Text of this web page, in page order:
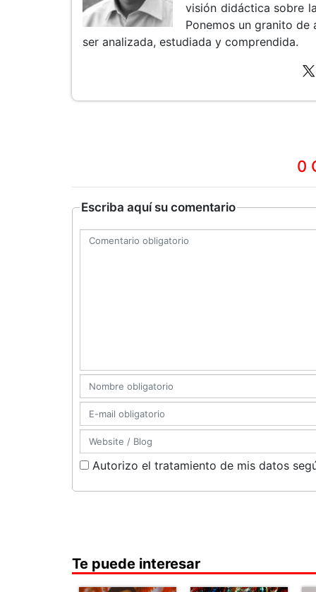
visión didáctica sobre
Ponemos un granito de
ser analizada, estudiada y comprendida.
0
Escriba aquí su comentario
Autorizo el tratamiento de mis datos
Te puede interesar